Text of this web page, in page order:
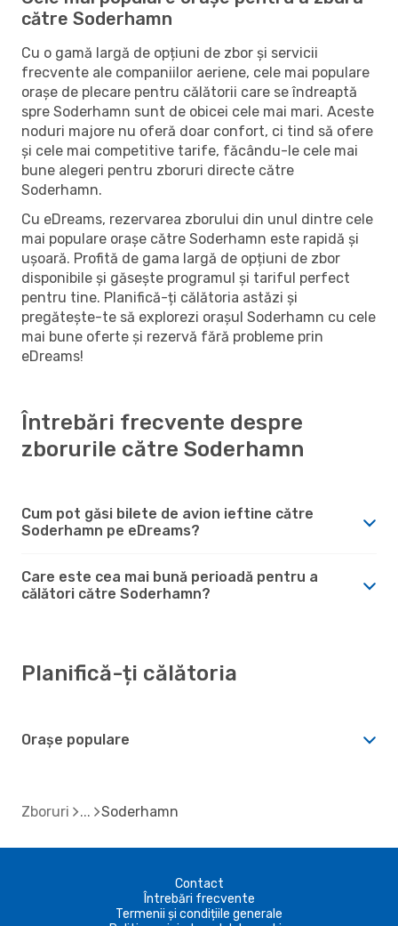
către Soderhamn
Cu o gamă largă de opțiuni de zbor și servicii
frecvente ale companiilor aeriene, cele mai populare
orașe de plecare pentru călătorii care se îndreaptă
spre Soderhamn sunt de obicei cele mai mari. Aceste
noduri majore nu oferă doar confort, ci tind să ofere
și cele mai competitive tarife, făcându-le cele mai
bune alegeri pentru zboruri directe către
Soderhamn.
Cu eDreams, rezervarea zborului din unul dintre cele
mai populare orașe către Soderhamn este rapidă și
ușoară. Profită de gama largă de opțiuni de zbor
disponibile și găsește programul și tariful perfect
pentru tine. Planifică-ți călătoria astăzi și
pregătește-te să explorezi orașul Soderhamn cu cele
mai bune oferte și rezervă fără probleme prin
eDreams!
Întrebări frecvente despre
zborurile către Soderhamn
Cum pot găsi bilete de avion ieftine către
Soderhamn pe eDreams?
Care este cea mai bună perioadă pentru a
călători către Soderhamn?
Planifică-ți călătoria
Orașe populare
Zboruri Soderhamn
Contact
Întrebări frecvente
Termenii și condițiile generale